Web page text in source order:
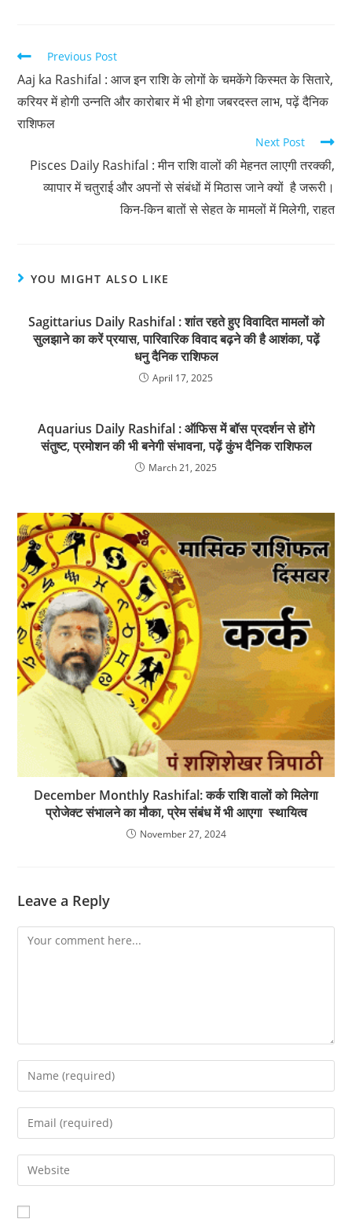
Previous Post
Aaj ka Rashifal : आज इन राशि के लोगों के चमकेंगे किस्मत के सितारे,
करियर में होगी उन्नति और कारोबार में भी होगा जबरदस्त लाभ, पढ़ें दैनिक
राशिफल
Next Post
Pisces Daily Rashifal : मीन राशि वालों की मेहनत लाएगी तरक्की,
व्यापार में चतुराई और अपनों से संबंधों में मिठास जाने क्यों है जरूरी।
किन-किन बातों से सेहत के मामलों में मिलेगी, राहत
YOU MIGHT ALSO LIKE
Sagittarius Daily Rashifal : शांत रहते हुए विवादित मामलों को
सुलझाने का करें प्रयास, पारिवारिक विवाद बढ़ने की है आशंका, पढ़ें
धनु दैनिक राशिफल
April 17, 2025
Aquarius Daily Rashifal : ऑफिस में बॉस प्रदर्शन से होंगे
संतुष्ट, प्रमोशन की भी बनेगी संभावना, पढ़ें कुंभ दैनिक राशिफल
March 21, 2025
December Monthly Rashifal: कर्क राशि वालों को मिलेगा
प्रोजेक्ट संभालने का मौका, प्रेम संंबंध में भी आएगा स्थायित्व
November 27, 2024
Leave a Reply